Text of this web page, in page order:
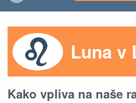
Luna v
Kako vpliva na naše